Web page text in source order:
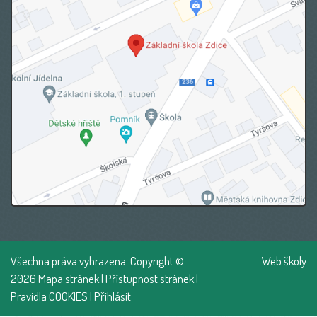
Všechna práva vyhrazena. Copyright ©
2026Mapa stránek|Přístupnost stránek|
Pravidla COOKIES|Přihlásit
Web školy